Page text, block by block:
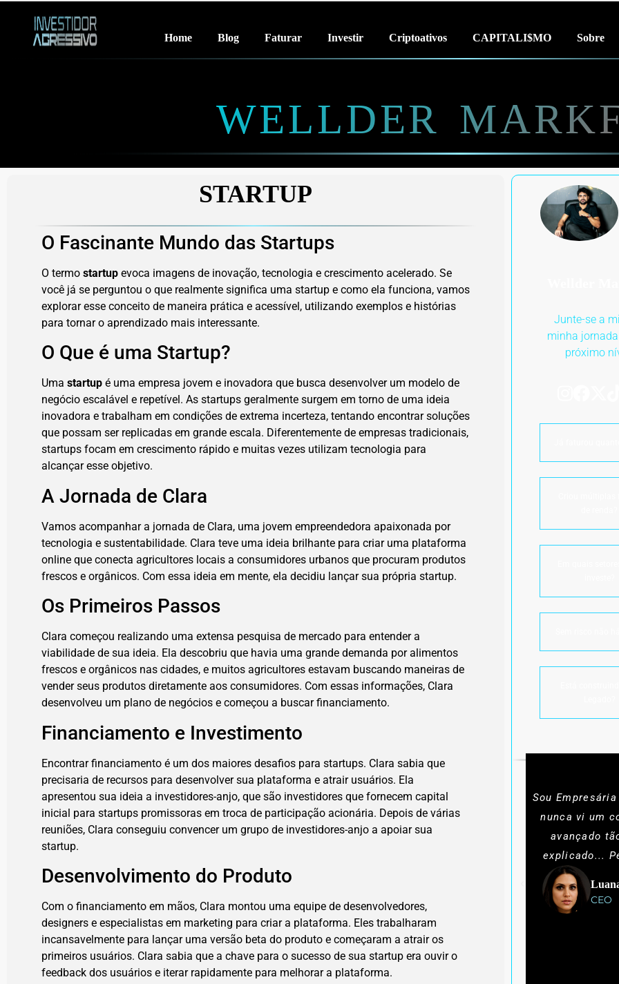
Home Blog Faturar Investir Criptoativos CAPITALI$MO Sobre
WELLDER
STARTUP
O Fascinante Mundo das Startups
O termo startup evoca imagens de inovação, tecnologia e crescimento acelerado. Se
você já se perguntou o que realmente significa uma startup e como ela funciona, vamos
explorar esse conceito de maneira prática e acessível, utilizando exemplos e histórias
para tornar o aprendizado mais interessante.
O Que é uma Startup?
Uma startup é uma empresa jovem e inovadora que busca desenvolver um modelo de
negócio escalável e repetível. As startups geralmente surgem em torno de uma ideia
inovadora e trabalham em condições de extrema incerteza, tentando encontrar soluções
que possam ser replicadas em grande escala. Diferentemente de empresas tradicionais,
startups focam em crescimento rápido e muitas vezes utilizam tecnologia para
alcançar esse objetivo.
A Jornada de Clara
Vamos acompanhar a jornada de Clara, uma jovem empreendedora apaixonada por
tecnologia e sustentabilidade. Clara teve uma ideia brilhante para criar uma plataforma
online que conecta agricultores locais a consumidores urbanos que procuram produtos
frescos e orgânicos. Com essa ideia em mente, ela decidiu lançar sua própria startup.
Os Primeiros Passos
Clara começou realizando uma extensa pesquisa de mercado para entender a
viabilidade de sua ideia. Ela descobriu que havia uma grande demanda por alimentos
frescos e orgânicos nas cidades, e muitos agricultores estavam buscando maneiras de
vender seus produtos diretamente aos consumidores. Com essas informações, Clara
desenvolveu um plano de negócios e começou a buscar financiamento.
Financiamento e Investimento
Encontrar financiamento é um dos maiores desafios para startups. Clara sabia que
precisaria de recursos para desenvolver sua plataforma e atrair usuários. Ela
apresentou sua ideia a investidores-anjo, que são investidores que fornecem capital
inicial para startups promissoras em troca de participação acionária. Depois de várias
reuniões, Clara conseguiu convencer um grupo de investidores-anjo a apoiar sua
startup.
Desenvolvimento do Produto
Com o financiamento em mãos, Clara montou uma equipe de desenvolvedores,
designers e especialistas em marketing para criar a plataforma. Eles trabalharam
incansavelmente para lançar uma versão beta do produto e começaram a atrair os
primeiros usuários. Clara sabia que a chave para o sucesso de sua startup era ouvir o
feedback dos usuários e iterar rapidamente para melhorar a plataforma.
Junte-se a
minha
próximo
Sou
nunca vi um
avançado
explicado...
CEO